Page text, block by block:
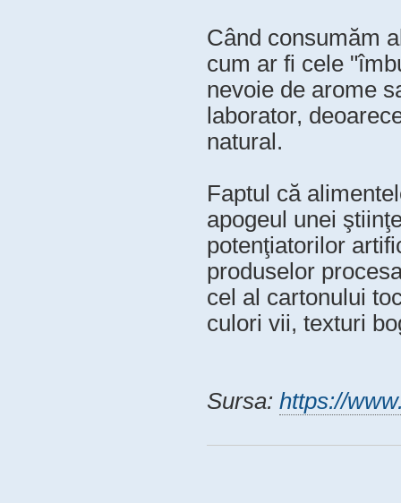
Când consumăm
cum ar fi cele
nevoie de arome
laborator,
natural.
Faptul că
apogeul unei
potenţiatorilor
produselor
cel al cartonului
culori vii, texturi
Sursa: https://